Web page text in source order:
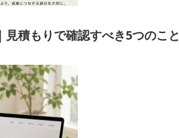
積もりで確認すべき5つのこと